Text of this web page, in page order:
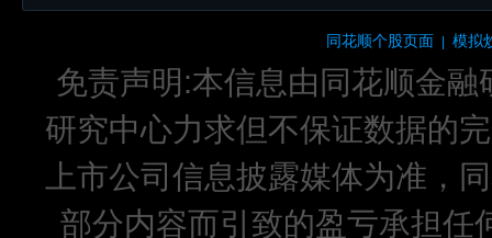
同花顺个股页面 模拟
免责声明:本信息由同花顺金
研究中心力求但不保证数据的
上市公司信息披露媒体为准，
部分内容而引致的盈亏承担任